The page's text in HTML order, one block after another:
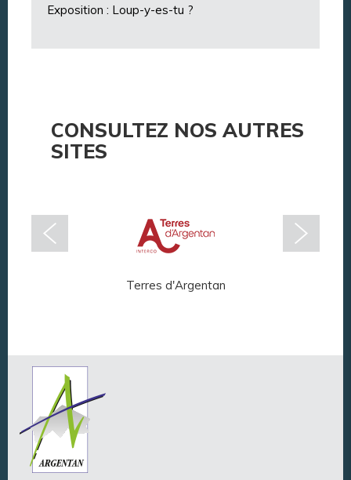
Exposition : Loup-y-es-tu ?
CONSULTEZ NOS AUTRES
SITES
Terres d'Argentan